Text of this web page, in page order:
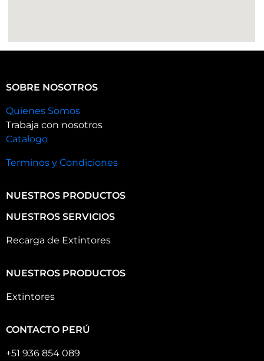
SOBRE NOSOTROS
Quienes Somos
Trabaja con nosotros
Catalogo
Terminos y Condiciones
NUESTROS PRODUCTOS
NUESTROS SERVICIOS
Recarga de Extintores
NUESTROS PRODUCTOS
Extintores
CONTACTO PERÚ
+51 936 854 089